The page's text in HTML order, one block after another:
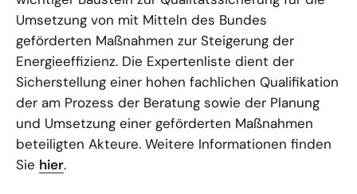
Umsetzung von mit Mitteln des Bundes
geförderten Maßnahmen zur Steigerung der
Energieeffizienz. Die Expertenliste dient der
Sicherstellung einer hohen fachlichen Qualifikation
der am Prozess der Beratung sowie der Planung
und Umsetzung einer geförderten Maßnahmen
beteiligten Akteure. Weitere Informationen finden
Sie hier.